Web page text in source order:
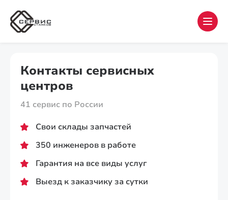
Контакты сервисных
центров
41 сервис по России
Свои склады запчастей
350 инженеров в работе
Гарантия на все виды услуг
Выезд к заказчику за сутки